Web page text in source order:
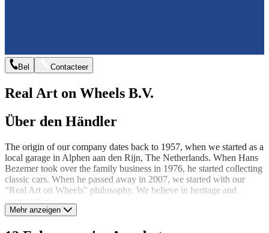
Bel Contacteer
Real Art on Wheels B.V.
Über den Händler
The origin of our company dates back to 1957, when we started as a
local garage in Alphen aan den Rijn, The Netherlands. When Hans
Bezemer took over the family business in 1976, he started collecting
classic cars. When he passed away in 2007, we started with our
“Real Art on Wheels” philosophy. We believe in heritage and
Mehr anzeigen